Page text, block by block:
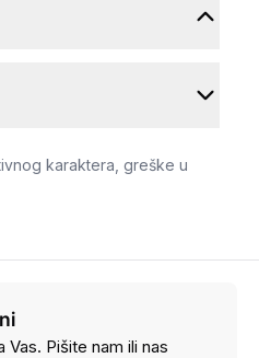
karaktera, greške u
Pišite nam ili nas